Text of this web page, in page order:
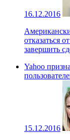
16.12.2016
отказаться
завершить
Yahoo
15.12.2016